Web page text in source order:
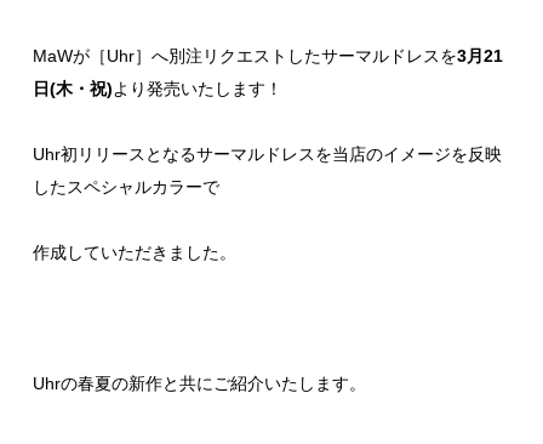
MaWが［Uhr］へ別注リクエストしたサーマルドレスを3月21
日(木・祝)より発売いたします！
Uhr初リリースとなるサーマルドレスを当店のイメージを反映
したスペシャルカラーで
作成していただきました。
Uhrの春夏の新作と共にご紹介いたします。